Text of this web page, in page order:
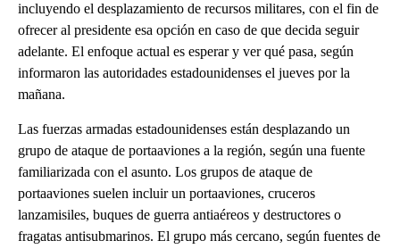
incluyendo el desplazamiento de recursos militares, con el fin de
ofrecer al presidente esa opción en caso de que decida seguir
adelante. El enfoque actual es esperar y ver qué pasa, según
informaron las autoridades estadounidenses el jueves por la
mañana.
Las fuerzas armadas estadounidenses están desplazando un
grupo de ataque de portaaviones a la región, según una fuente
familiarizada con el asunto. Los grupos de ataque de
portaaviones suelen incluir un portaaviones, cruceros
lanzamisiles, buques de guerra antiaéreos y destructores o
fragatas antisubmarinos. El grupo más cercano, según fuentes de